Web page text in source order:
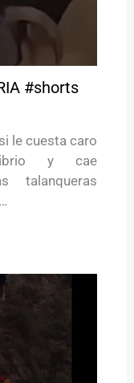
#shorts
le cuesta caro
y cae
talanqueras